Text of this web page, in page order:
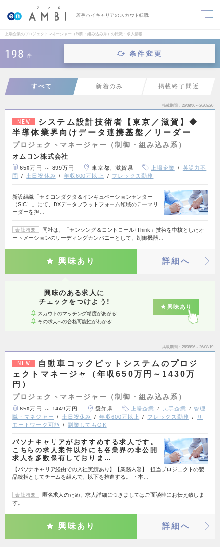
若手ハイキャリアのスカウト転職
上場企業のプロジェクトマネージャー（制御・組み込み系）の転職・求人情報
198 件 条件変更
すべて 新着のみ 掲載終了間近
掲載期間 26/08/06～26/08/20
NEW
システム設計技術者【東京／滋賀】◆
半導体業界向けデータ連携基盤／リーダー
プロジェクトマネージャー（制御・組み込み系）
オムロン株式会社
650万円 ～ 899万円 東京都、滋賀県 上場企業
英語力不
問
土日祝休み 年収600万以上 フレックス勤務
新設組織「セミコンダクタ＆インキュベーションセンター
（SIC）」にて、DXデータプラットフォーム領域のテーマリ
ーダーを担…
会社概要
同社は、「センシング＆コントロール+Think」技術を中核としたオ
ートメーションのリーディングカンパニーとして、制御機器…
興味あり 詳細へ
興味のある求人に
チェックをつけよう!
スカウトのマッチング精度があがる!
その求人への合格可能性がわかる!
興味あり
掲載期間 26/08/06～26/08/19
NEW
自動車コックピットシステムのプロジ
ェクトマネージャ（年収650万円～1430万
円）
プロジェクトマネージャー（制御・組み込み系）
650万円 ～ 1449万円 愛知県 上場企業 大手企業
管理
職・マネジャー
土日祝休み 年収600万以上 フレックス勤務
リ
モートワーク可能
副業してもOK
パソナキャリアがおすすめする求人です。
こちらの求人案件以外にも各業界の非公開
求人を多数保有しておりま…
【パソナキャリア経由での入社実績あり】【業務内容】 担当プロジェクトの製
品統括としてチームを組んで、以下を推進する。 ・本…
会社概要
匿名求人のため、求人詳細につきましてはご面談時にお伝え致しま
す。
興味あり 詳細へ